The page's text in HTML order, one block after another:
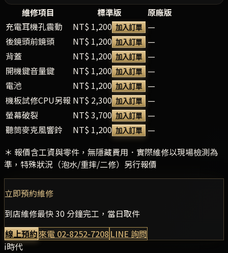
維修項目
標準版
原廠版
充電耳機孔震動
NT$ 1,200 加入訂單
—
後鏡頭前鏡頭
NT$ 1,200 加入訂單
—
背蓋
NT$ 1,200 加入訂單
—
開機鍵音量鍵
NT$ 1,200 加入訂單
—
電池
NT$ 1,200 加入訂單
—
機板試修CPU另報 NT$ 2,300 加入訂單
—
螢幕破裂
NT$ 3,700 加入訂單
—
聽筒麥克風響鈴
NT$ 1,200 加入訂單
—
＊ 報價含工資與零件，無隱藏費用．實際維修以現場檢測為
準，特殊狀況（泡水/重摔/二修）另行報價
立即預約維修
到店維修最快 30 分鐘完工，當日取件
線上預約來電 02-8252-7208 LINE 詢問
i時代